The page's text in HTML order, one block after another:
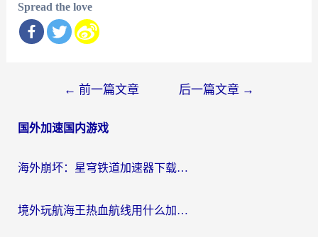
Spread the love
导
← 前一篇文章 后一篇文章 →
国外加速国内游戏
海外崩坏：星穹铁道加速器下载安装：一份给游子的终极网络指南
境外玩航海王热血航线用什么加速器？2026海外玩家实测最优方案（附欧洲问道堡垒前线加速技巧）